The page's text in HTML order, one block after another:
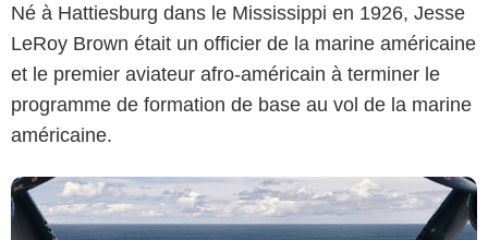
Né à Hattiesburg dans le Mississippi en 1926, Jesse
LeRoy Brown était un officier de la marine américaine
et le premier aviateur afro-américain à terminer le
programme de formation de base au vol de la marine
américaine.